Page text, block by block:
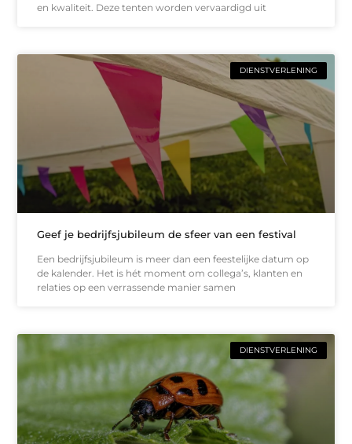
en kwaliteit. Deze tenten worden vervaardigd uit
DIENSTVERLENING
Geef je bedrijfsjubileum de sfeer van een festival
Een bedrijfsjubileum is meer dan een feestelijke datum op
de kalender. Het is hét moment om collega’s, klanten en
relaties op een verrassende manier samen
DIENSTVERLENING